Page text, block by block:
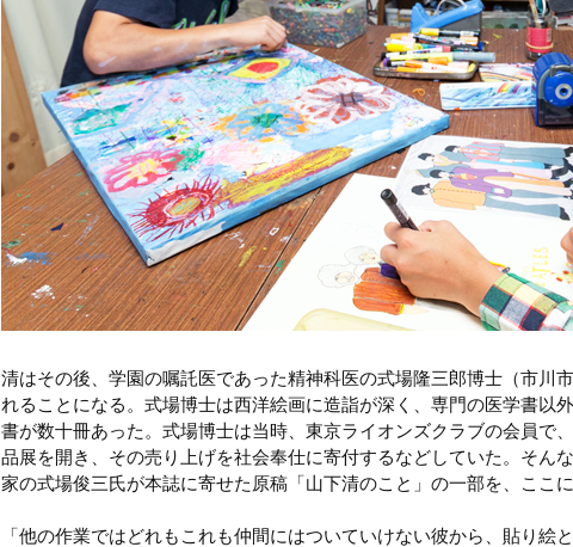
清はその後、学園の嘱託医であった精神科医の式場隆三郎博士（市川
れることになる。式場博士は西洋絵画に造詣が深く、専門の医学書以
書が数十冊あった。式場博士は当時、東京ライオンズクラブの会員で
品展を開き、その売り上げを社会奉仕に寄付するなどしていた。そん
家の式場俊三氏が本誌に寄せた原稿「山下清のこと」の一部を、ここに
「他の作業ではどれもこれも仲間にはついていけない彼から、貼り絵